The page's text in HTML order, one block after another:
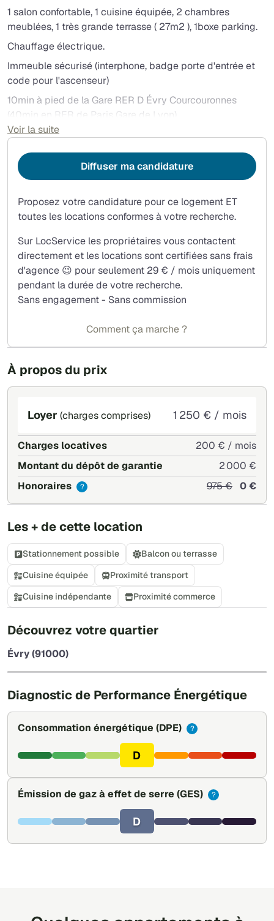
1 salon confortable, 1 cuisine équipée, 2 chambres
meublées, 1 très grande terrasse ( 27m2 ), 1boxe parking.
Chauffage électrique.
Immeuble sécurisé (interphone, badge porte d'entrée et
code pour l'ascenseur)
10min à pied de la Gare RER D Évry Courcouronnes
(40min en RER de Paris Gare de Lyon)
10min à pied de la station de Tram T12 (30 min en
Tramway de Massy Palaiseau)
2min Centre Commercial Régional -Evry 2 (Le Spot)
proche de toutes commodités/ espaces verts/ stades et
école maternelle à 1mn à pieds et école primaire, collège
et lycée à proximité.
Voir la suite
À propos du prix
Loyer (charges comprises) 1 250 € / mois
Charges locatives
200 € / mois
Montant du dépôt de garantie
2 000 €
Honoraires
? 975 € 0 €
Les + de cette location
Stationnement possible
Balcon ou terrasse
Cuisine équipée
Proximité transport
Cuisine indépendante
Proximité commerce
Découvrez votre quartier
Évry (91000)
Diagnostic de Performance Énergétique
Consommation énergétique (DPE) ?
D
Émission de gaz à effet de serre (GES) ?
D
Proposez votre candidature pour ce logement ET
toutes les locations conformes à votre recherche.
Sur LocService les propriétaires vous contactent
directement et les locations sont certifiées sans frais
d'agence 😉 pour seulement 29 € / mois uniquement
pendant la durée de votre recherche.
Sans engagement - Sans commission
Diffuser ma candidature
Comment ça marche ?